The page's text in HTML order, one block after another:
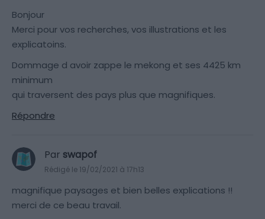
Bonjour
Merci pour vos recherches, vos illustrations et les
explicatoins.
Dommage d avoir zappe le mekong et ses 4425 km
minimum
qui traversent des pays plus que magnifiques.
Répondre
Par swapof
Rédigé le 19/02/2021 à 17h13
magnifique paysages et bien belles explications !!
merci de ce beau travail.